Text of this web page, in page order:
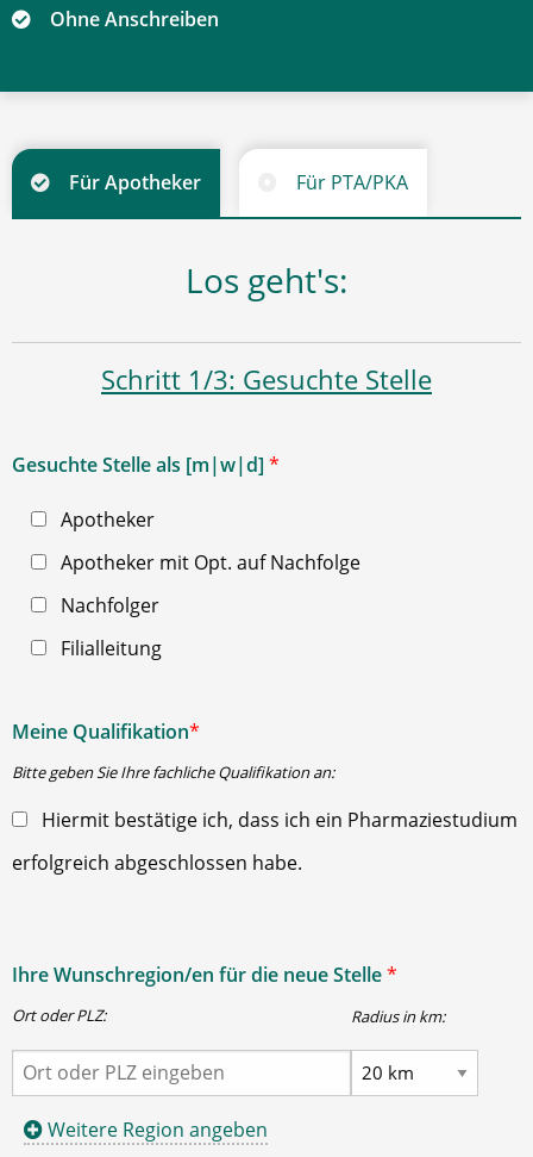
Ohne Anschreiben
Für Apotheker Für PTA/PKA
Los geht's:
Schritt 1/3: Gesuchte Stelle
Gesuchte Stelle als [m|w|d] *
Apotheker
Apotheker mit Opt. auf Nachfolge
Nachfolger
Filialleitung
Meine Qualifikation*
Bitte geben Sie Ihre fachliche Qualifikation an:
Hiermit bestätige ich, dass ich ein Pharmaziestudium
erfolgreich abgeschlossen habe.
Ihre Wunschregion/en für die neue Stelle*
Ort oder PLZ: Radius in km:
Weitere Region angeben